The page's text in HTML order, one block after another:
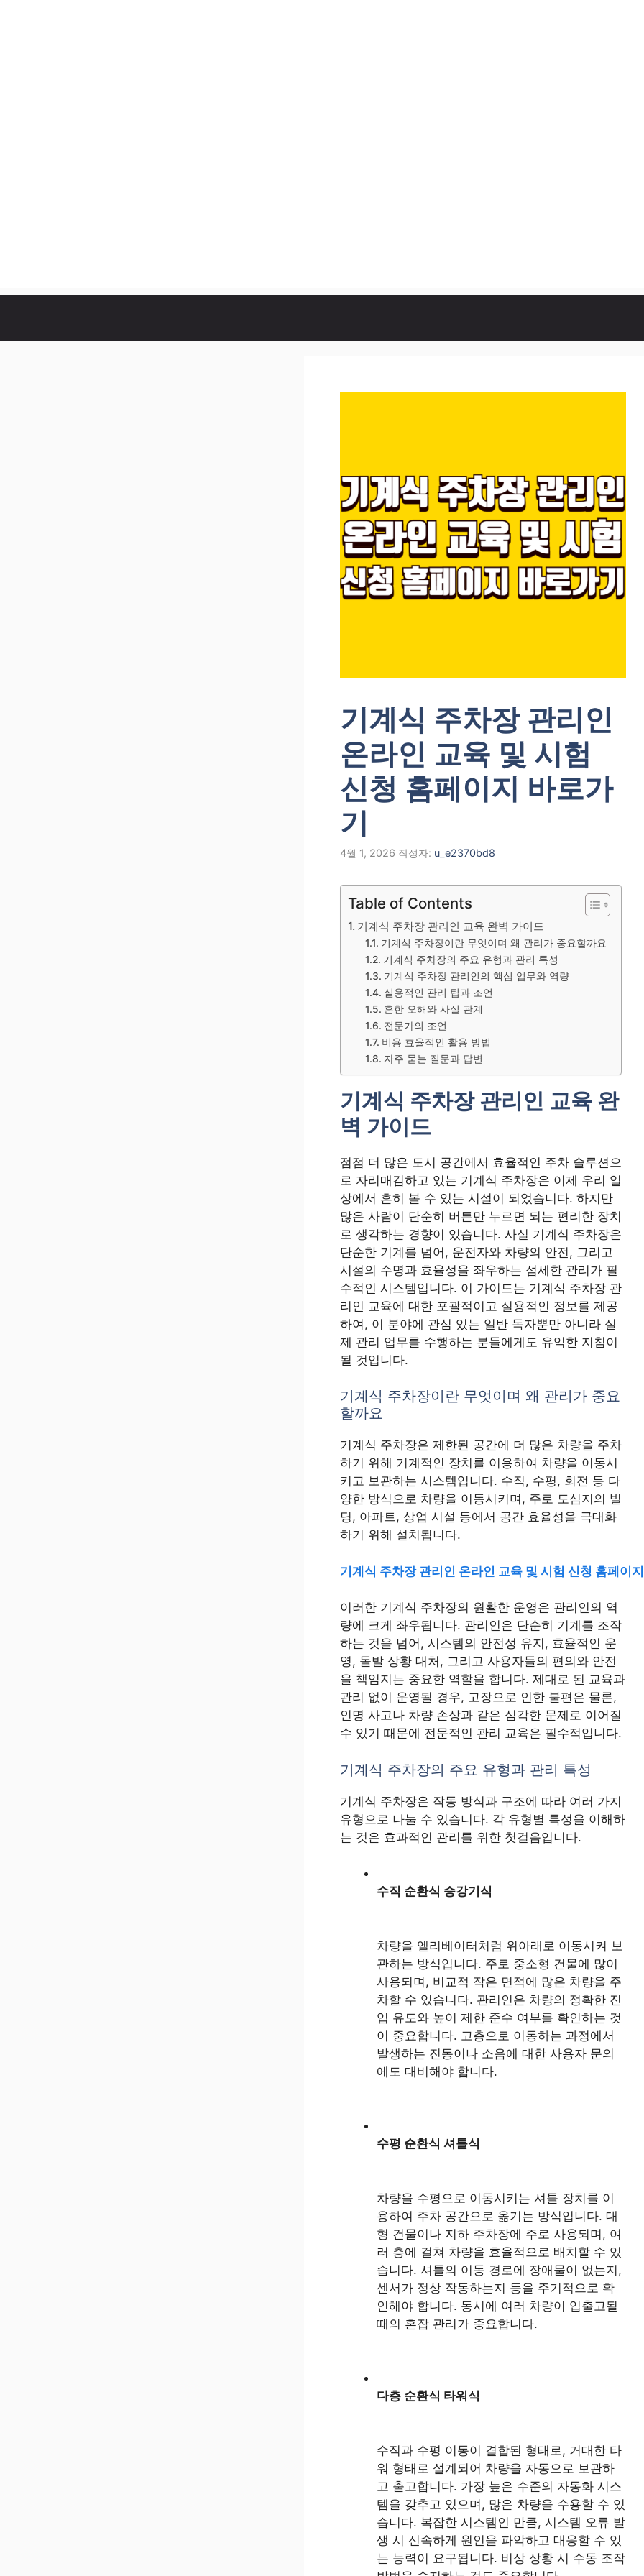
기계식 주차장 관리인
온라인 교육 및 시험
신청 홈페이지 바로가
기
4월 1, 2026 작성자: u_e2370bd8
Table of Contents
기계식 주차장 관리인 교육 완벽 가이드
기계식 주차장이란 무엇이며 왜 관리가 중요할까요
기계식 주차장의 주요 유형과 관리 특성
기계식 주차장 관리인의 핵심 업무와 역량
실용적인 관리 팁과 조언
흔한 오해와 사실 관계
전문가의 조언
비용 효율적인 활용 방법
자주 묻는 질문과 답변
기계식 주차장 관리인 교육 완
벽 가이드
점점 더 많은 도시 공간에서 효율적인 주차 솔루션으
로 자리매김하고 있는 기계식 주차장은 이제 우리 일
상에서 흔히 볼 수 있는 시설이 되었습니다. 하지만
많은 사람이 단순히 버튼만 누르면 되는 편리한 장치
로 생각하는 경향이 있습니다. 사실 기계식 주차장은
단순한 기계를 넘어, 운전자와 차량의 안전, 그리고
시설의 수명과 효율성을 좌우하는 섬세한 관리가 필
수적인 시스템입니다. 이 가이드는 기계식 주차장 관
리인 교육에 대한 포괄적이고 실용적인 정보를 제공
하여, 이 분야에 관심 있는 일반 독자뿐만 아니라 실
제 관리 업무를 수행하는 분들에게도 유익한 지침이
될 것입니다.
기계식 주차장이란 무엇이며 왜 관리가 중요
할까요
기계식 주차장은 제한된 공간에 더 많은 차량을 주차
하기 위해 기계적인 장치를 이용하여 차량을 이동시
키고 보관하는 시스템입니다. 수직, 수평, 회전 등 다
양한 방식으로 차량을 이동시키며, 주로 도심지의 빌
딩, 아파트, 상업 시설 등에서 공간 효율성을 극대화
하기 위해 설치됩니다.
기계식 주차장 관리인 온라인 교육 및 시험 신청 홈페이
이러한 기계식 주차장의 원활한 운영은 관리인의 역
량에 크게 좌우됩니다. 관리인은 단순히 기계를 조작
하는 것을 넘어, 시스템의 안전성 유지, 효율적인 운
영, 돌발 상황 대처, 그리고 사용자들의 편의와 안전
을 책임지는 중요한 역할을 합니다. 제대로 된 교육과
관리 없이 운영될 경우, 고장으로 인한 불편은 물론,
인명 사고나 차량 손상과 같은 심각한 문제로 이어질
수 있기 때문에 전문적인 관리 교육은 필수적입니다.
기계식 주차장의 주요 유형과 관리 특성
기계식 주차장은 작동 방식과 구조에 따라 여러 가지
유형으로 나눌 수 있습니다. 각 유형별 특성을 이해하
는 것은 효과적인 관리를 위한 첫걸음입니다.
수직 순환식 승강기식
차량을 엘리베이터처럼 위아래로 이동시켜 보
관하는 방식입니다. 주로 중소형 건물에 많이
사용되며, 비교적 작은 면적에 많은 차량을 주
차할 수 있습니다. 관리인은 차량의 정확한 진
입 유도와 높이 제한 준수 여부를 확인하는 것
이 중요합니다. 고층으로 이동하는 과정에서
발생하는 진동이나 소음에 대한 사용자 문의
에도 대비해야 합니다.
수평 순환식 셔틀식
차량을 수평으로 이동시키는 셔틀 장치를 이
용하여 주차 공간으로 옮기는 방식입니다. 대
형 건물이나 지하 주차장에 주로 사용되며, 여
러 층에 걸쳐 차량을 효율적으로 배치할 수 있
습니다. 셔틀의 이동 경로에 장애물이 없는지,
센서가 정상 작동하는지 등을 주기적으로 확
인해야 합니다. 동시에 여러 차량이 입출고될
때의 혼잡 관리가 중요합니다.
다층 순환식 타워식
수직과 수평 이동이 결합된 형태로, 거대한 타
워 형태로 설계되어 차량을 자동으로 보관하
고 출고합니다. 가장 높은 수준의 자동화 시스
템을 갖추고 있으며, 많은 차량을 수용할 수 있
습니다. 복잡한 시스템인 만큼, 시스템 오류 발
생 시 신속하게 원인을 파악하고 대응할 수 있
는 능력이 요구됩니다. 비상 상황 시 수동 조작